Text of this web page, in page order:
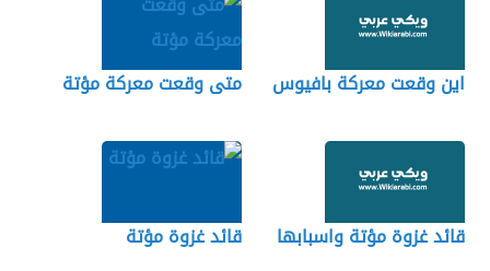
اين وقعت معركة بافيوس متى وقعت معركة مؤتة
قائد غزوة مؤتة واسبابها قائد غزوة مؤتة